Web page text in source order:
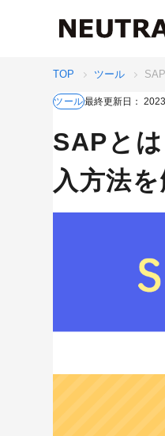
TOP ツール
ツール最終更新日：
SAPと
入方法